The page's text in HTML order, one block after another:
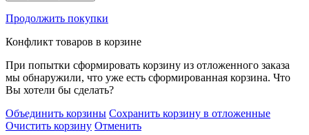
Продолжить покупки
Конфликт товаров в корзине
При попытки сформировать корзину из отложенного заказа
мы обнаружили, что уже есть сформированная корзина. Что
Вы хотели бы сделать?
Объединить корзины Сохранить корзину в отложенные
Очистить корзину Отменить